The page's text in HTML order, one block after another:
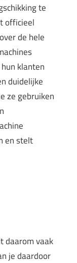
te
officieel
de hele
klanten
duidelijke
ze gebruiken
en stelt
daarom vaak
je daardoor